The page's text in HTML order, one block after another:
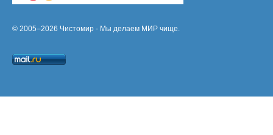
© 2005–2026 Чистомир - Мы делаем МИР чище.